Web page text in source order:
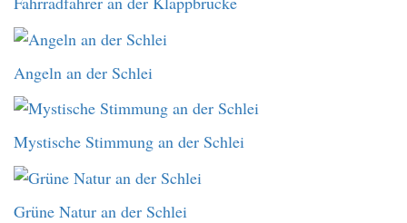
Angeln an der Schlei
Mystische Stimmung an der Schlei
Grüne Natur an der Schlei